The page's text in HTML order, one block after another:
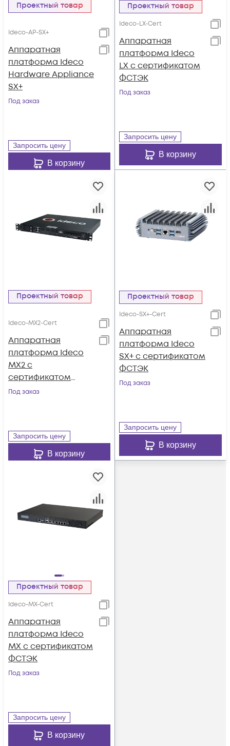
Проектный товар
Ideco-AP-SX+
Аппаратная
платформа Ideco
Hardware Appliance
SX+
Под заказ
Запросить цену
В корзину
Проектный товар
Ideco-LX-Cert
Аппаратная
платформа Ideco
LX с сертификатом
ФСТЭК
Под заказ
Запросить цену
В корзину
Проектный товар
Ideco-MX2-Cert
Аппаратная
платформа Ideco
MX2 с
сертификатом
ФСТЭК
Под заказ
Запросить цену
В корзину
Проектный товар
Ideco-SX+-Cert
Аппаратная
платформа Ideco
SX+ с сертификатом
ФСТЭК
Под заказ
Запросить цену
В корзину
Проектный товар
Ideco-MX-Cert
Аппаратная
платформа Ideco
MX с сертификатом
ФСТЭК
Под заказ
Запросить цену
В корзину